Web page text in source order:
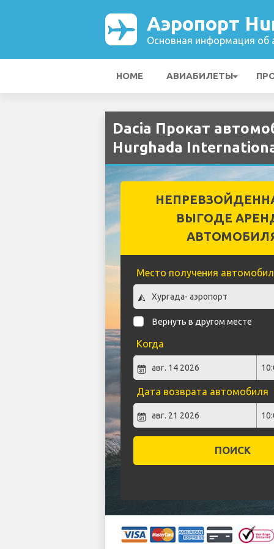
Аэропорт
Основная информация об
HOME АВИАБИЛЕТЫ
Dacia Прокат
Hurghada
ВЫГОДЕ
Место получения
Вернуть в другом месте
Когда
Дата возврата автомобиля
ПОИСК